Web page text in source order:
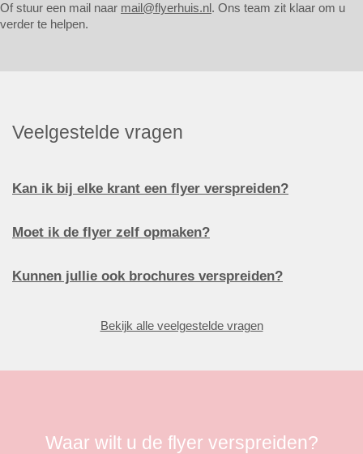
Of stuur een mail naar mail@flyerhuis.nl. Ons team zit klaar om u
verder te helpen.
Veelgestelde vragen
Kan ik bij elke krant een flyer verspreiden?
Moet ik de flyer zelf opmaken?
Kunnen jullie ook brochures verspreiden?
Bekijk alle veelgestelde vragen
Waar wilt u de flyer verspreiden?